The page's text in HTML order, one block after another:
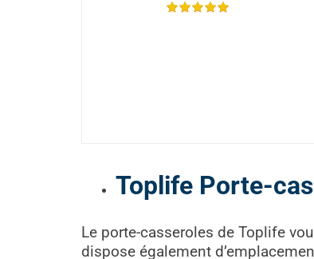
Toplife Porte-
Le porte-casseroles de Toplife
dispose également